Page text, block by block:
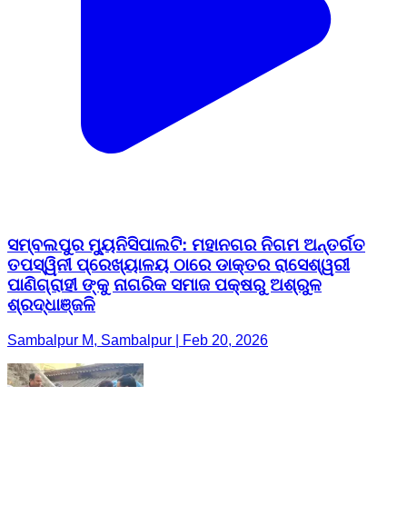
ସମ୍ବଲପୁର ମ୍ୟୁନିସିପାଲଟି: ମହାନଗର ନିଗମ ଅନ୍ତର୍ଗତ
ତପସ୍ୱିନୀ ପ୍ରେଖ୍ୟାଳୟ ଠାରେ ଡାକ୍ତର ରାସେଶ୍ୱରୀ
ପାଣିଗ୍ରାହୀ ଙ୍କୁ ନାଗରିକ ସମାଜ ପକ୍ଷରୁ ଅଶ୍ରୁଳ
ଶ୍ରଦ୍ଧାଞ୍ଜଳି
Sambalpur M, Sambalpur | Feb 20, 2026